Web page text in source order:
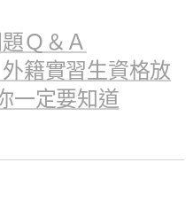
Ｑ＆Ａ
籍實習生資格放
一定要知道